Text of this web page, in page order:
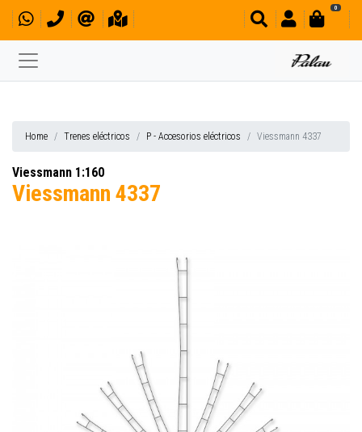
0
Home Trenes eléctricos P - Accesorios eléctricos Viessmann 4337
Viessmann 1:160
Viessmann 4337